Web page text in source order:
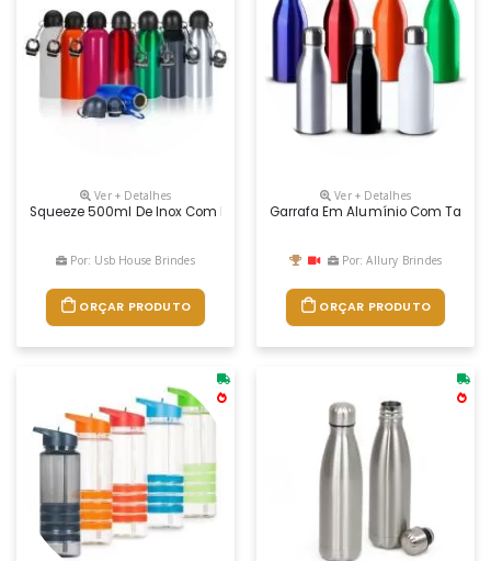
Ver + Detalhes
Squeeze 500ml De Inox Com Pintura Metalizada, Tampa Rosqueável
Por: Usb House Brindes
ORÇAR PRODUTO
Ver + Detalhes
Garrafa Em Alumínio Com
Por: Allury Brindes
ORÇAR PRODUTO